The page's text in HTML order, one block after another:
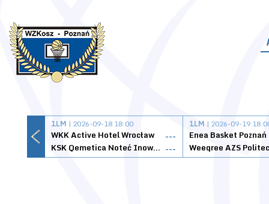
1LM | 2026-09-18 18:00
WKK Active Hotel Wrocław
---
KSK Qemetica Noteć Inowrocław ---
1LM | 2026-09-19
Enea Basket Poznań